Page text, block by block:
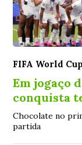
FIFA World
Em jogaço
conquista
Chocolate no
partida